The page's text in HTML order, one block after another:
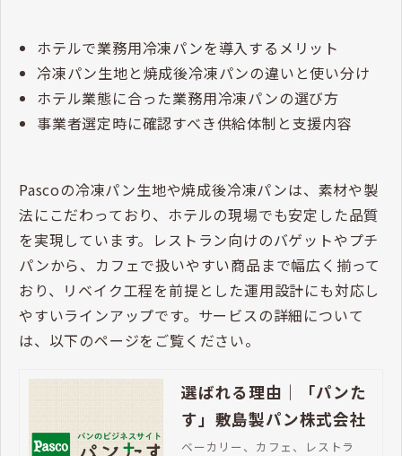
ホテルで業務用冷凍パンを導入するメリット
冷凍パン生地と焼成後冷凍パンの違いと使い分け
ホテル業態に合った業務用冷凍パンの選び方
事業者選定時に確認すべき供給体制と支援内容
Pascoの冷凍パン生地や焼成後冷凍パンは、素材や製
法にこだわっており、ホテルの現場でも安定した品質
を実現しています。レストラン向けのバゲットやプチ
パンから、カフェで扱いやすい商品まで幅広く揃って
おり、リベイク工程を前提とした運用設計にも対応し
やすいラインアップです。サービスの詳細について
は、以下のページをご覧ください。
選ばれる理由｜「パンた
す」敷島製パン株式会社
ベーカリー、カフェ、レストラ